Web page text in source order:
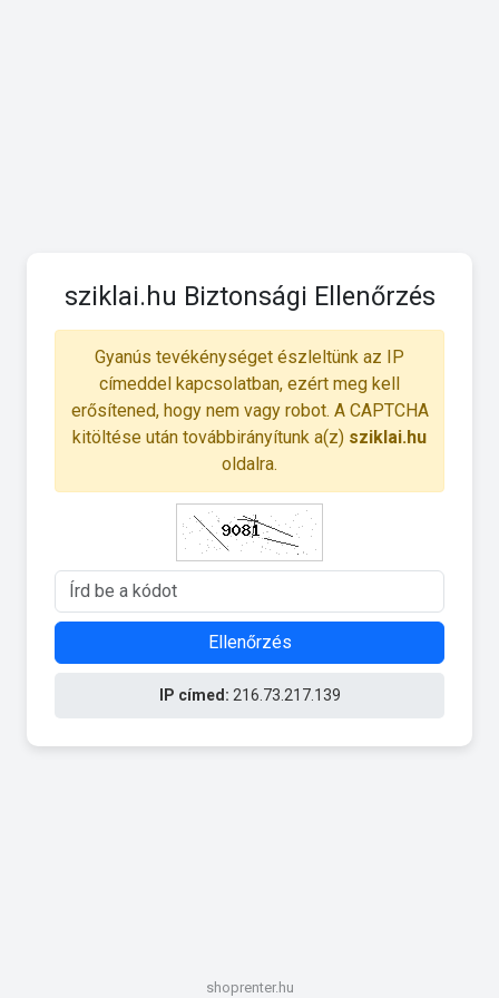
sziklai.hu Biztonsági Ellenőrzés
Gyanús tevékénységet észleltünk az IP
címeddel kapcsolatban, ezért meg kell
erősítened, hogy nem vagy robot. A CAPTCHA
kitöltése után továbbirányítunk a(z) sziklai.hu
oldalra.
Ellenőrzés
IP címed: 216.73.217.139
shoprenter.hu